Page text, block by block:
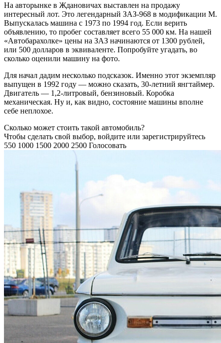
На авторынке в Ждановичах выставлен на продажу
интересный лот. Это легендарный ЗАЗ-968 в модификации М.
Выпускалась машина с 1973 по 1994 год. Если верить
объявлению, то пробег составляет всего 55 000 км. На нашей
«Автобарахолке» цены на ЗАЗ начинаются от 1300 рублей,
или 500 долларов в эквиваленте. Попробуйте угадать, во
сколько оценили машину на фото.
Для начал дадим несколько подсказок. Именно этот экземпляр
выпущен в 1992 году — можно сказать, 30-летний янгтаймер.
Двигатель — 1,2-литровый, бензиновый. Коробка
механическая. Ну и, как видно, состояние машины вполне
себе неплохое.
Сколько может стоить такой автомобиль?
Чтобы сделать свой выбор, войдите или зарегистрируйтесь
550 1000 1500 2000 2500 Голосовать